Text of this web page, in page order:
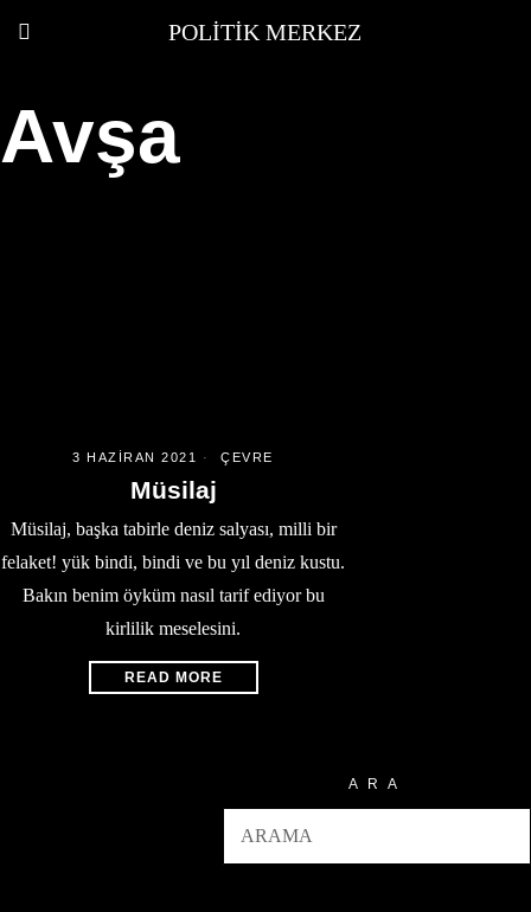
POLITIK MERKEZ
Avşa
3 HAZIRAN 2021 ÇEVRE
Müsilaj
Müsilaj, başka tabirle deniz salyası, milli bir
felaket! yük bindi, bindi ve bu yıl deniz kustu.
Bakın benim öyküm nasıl tarif ediyor bu
kirlilik meselesini.
READ MORE
ARA